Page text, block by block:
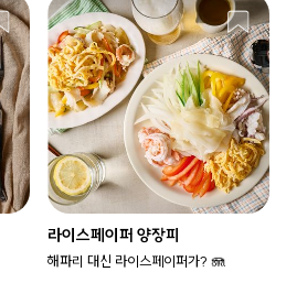
라이스페이퍼 양장피
해파리 대신 라이스페이퍼가? 🪼